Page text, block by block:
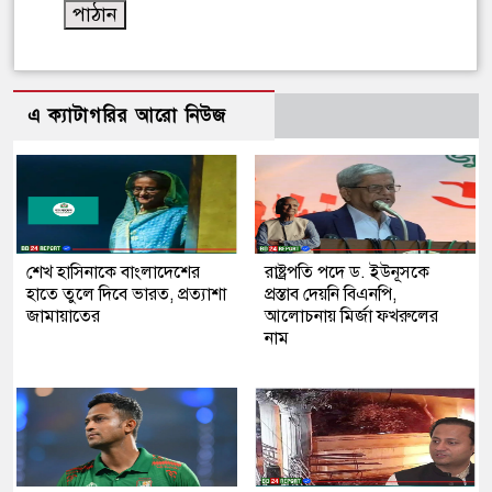
এ ক্যাটাগরির আরো নিউজ
শেখ হাসিনাকে বাংলাদেশের
হাতে তুলে দিবে ভারত, প্রত্যাশা
জামায়াতের
রাষ্ট্রপতি পদে ড. ইউনূসকে
প্রস্তাব দেয়নি বিএনপি,
আলোচনায় মির্জা ফখরুলের
নাম